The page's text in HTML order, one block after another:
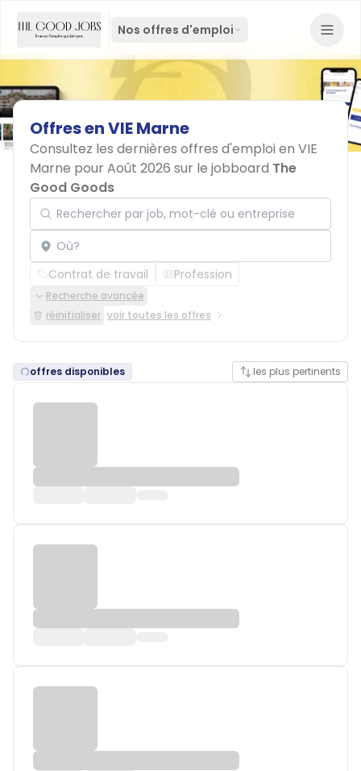
Nos offres d'emploi
OffresenVIEMarne
Consultez les dernières offres d'emploi en VIE
Marne pour Août 2026 sur le jobboard The
Good Goods
Rechercher par job, mot-clé ou entreprise
Localisation
Contrat de travail Profession
Recherche avancée
réinitialiser voir toutes les offres
offres disponibles les plus pertinents